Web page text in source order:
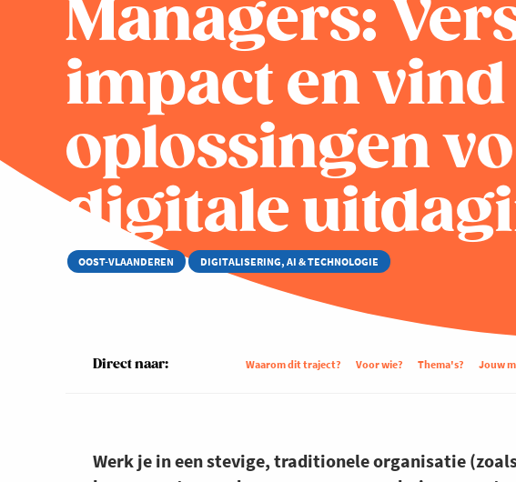
Managers:
impact en vind
oplossingen
digitale
OOST-VLAANDEREN DIGITALISERING, AI & TECHNOLOGIE
Direct naar: Waarom dit traject? Voor wie? Thema's? Jouw
Werk je in een stevige, traditionele organisatie